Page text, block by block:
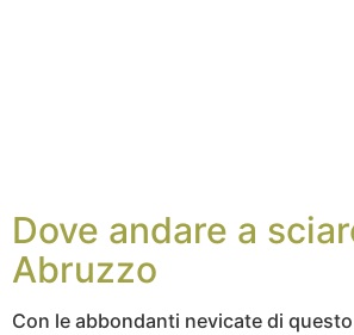
Dove andare a
Abruzzo
Con le abbondanti nevicate di